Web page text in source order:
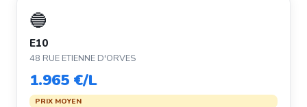
🔵
E10
48 RUE ETIENNE D'ORVES
1.965 €/L
PRIX MOYEN